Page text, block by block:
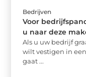
Bedrijven
Voor
u naar deze
Als u uw bedrijf
wilt vestigen in
gaat ...